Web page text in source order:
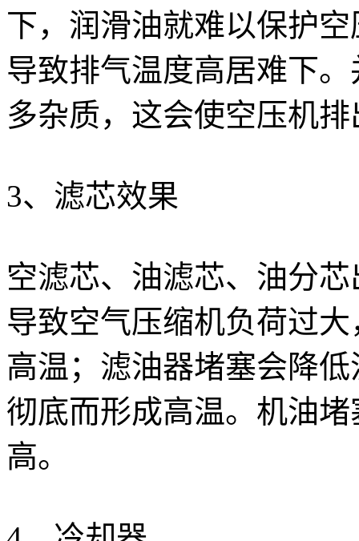
下，润滑油就难以保护
导致排气温度高居难下
多杂质，这会使空压机
3、滤芯效果
空滤芯、油滤芯、油分
导致空气压缩机负荷过
高温；滤油器堵塞会降
彻底而形成高温。机油
高。